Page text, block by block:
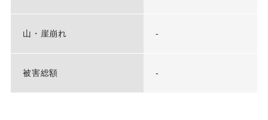
山・崖崩れ -
被害総額 -